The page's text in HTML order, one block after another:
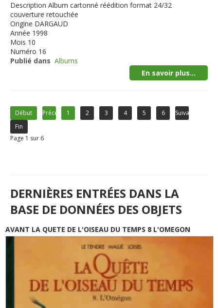
Description Album cartonné réédition format 24/32
couverture retouchée
Origine DARGAUD
Année 1998
Mois 10
Numéro 16
Publié dans Albums
En savoir plus...
Début Précédent1 2 3 4 5 6
Suivant
Fin
Page 1 sur 6
DERNIÈRES ENTRÉES DANS LA
BASE DE DONNÉES DES OBJETS
AVANT LA QUETE DE L'OISEAU DU TEMPS 8 L'OMEGON